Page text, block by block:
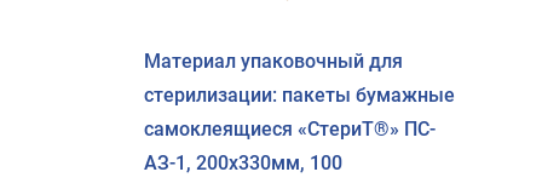
Материал упаковочный для
стерилизации: пакеты бумажные
самоклеящиеся «СтериТ®» ПС-
АЗ-1, 200х330мм, 100